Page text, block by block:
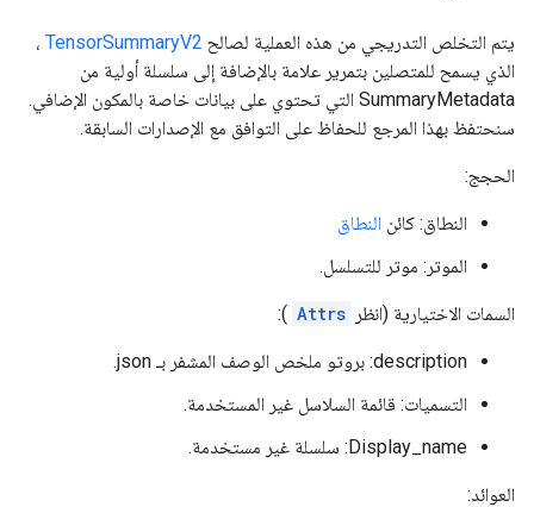
يتم التخلص التدريجي من هذه العملية لصالح TensorSummaryV2 ،
الذي يسمح للمتصلين بتمرير علامة بالإضافة إلى سلسلة أولية من
SummaryMetadata التي تحتوي على بيانات خاصة بالمكون الإضافي.
سنحتفظ بهذا المرجع للحفاظ على التوافق مع الإصدارات السابقة.
الحجج:
النطاق: كائن النطاق
الموتر: موتر للتسلسل.
السمات الاختيارية (انظر Attrs
):
description: بروتو ملخص الوصف المشفر بـ json.
التسميات: قائمة السلاسل غير المستخدمة.
Display_name: سلسلة غير مستخدمة.
العوائد: